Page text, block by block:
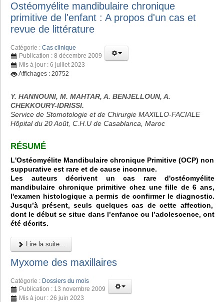
Ostéomyélite mandibulaire chronique
primitive de l'enfant : A propos d'un cas et
revue de littérature
Catégorie : Cas clinique
Publication : 8 décembre 2009
Mis à jour : 6 juillet 2023
Affichages : 20752
Y. HANNOUNI, M. MAHTAR, A. BENJELLOUN, A.
CHEKKOURY-IDRISSI.
Service de Stomotologie et de Chirurgie MAXILLO-FACIALE
Hôpital du 20 Août, C.H.U de Casablanca, Maroc
RÉSUMÉ
L'Ostéomyélite Mandibulaire chronique Primitive (OCP) non
suppurative est rare et de cause inconnue.
Les auteurs décrivent un cas rare d'ostéomyélite
mandibulaire chronique primitive chez une fille de 6 ans,
l'examen histologique a permis de confirmer le diagnostic.
Jusqu’à présent, seuls quelques cas de cette affection,
dont le début se situe dans l’enfance ou l’adolescence, ont
été décrits.
Lire la suite...
Myxome des maxillaires
Catégorie : Dossiers du mois
Publication : 13 novembre 2009
Mis à jour : 26 juin 2023